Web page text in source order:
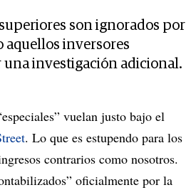
son ignorados por
aquellos inversores
una investigación adicional.
vuelan justo bajo el
. Lo que es estupendo para los
contrarios como nosotros.
oficialmente por la